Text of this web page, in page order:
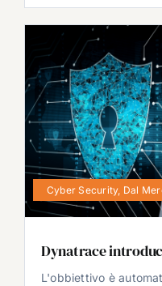
Cyber Security, Dal
Dynatrace
L'obbiettivo è